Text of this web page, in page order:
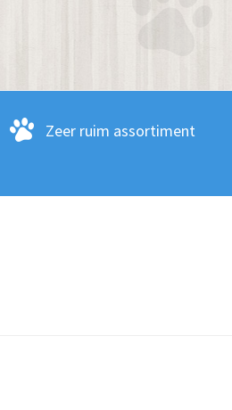
Zeer ruim assortiment